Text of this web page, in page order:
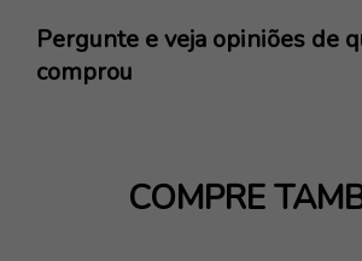
Pergunte e veja opiniões de
comprou
COMPRE